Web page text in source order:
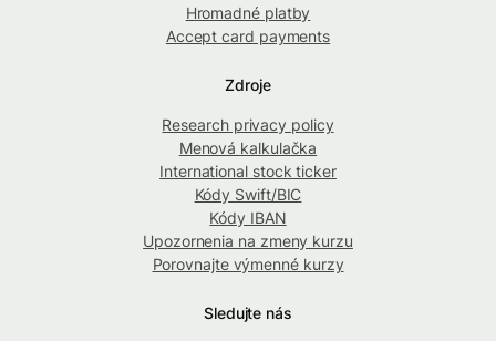
Hromadné platby
Accept card payments
Zdroje
Research privacy policy
Menová kalkulačka
International stock ticker
Kódy Swift/BIC
Kódy IBAN
Upozornenia na zmeny kurzu
Porovnajte výmenné kurzy
Sledujte nás